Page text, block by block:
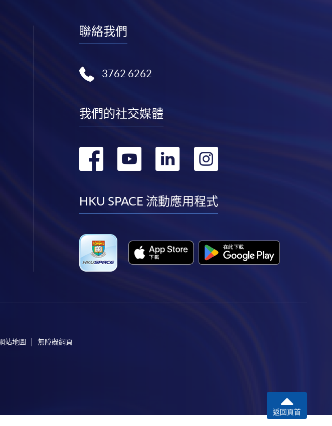
聯絡我們
3762 6262
我們的社交媒體
轉
facebook
轉
youtube
轉
linkedin
轉
instagram
HKU SPACE 流動應用程式
站地圖 無障礙網頁
返回頁首